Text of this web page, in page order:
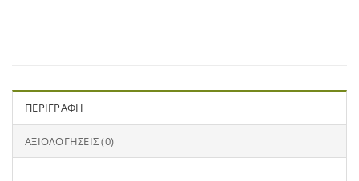
ΠΕΡΙΓΡΑΦΉ
ΑΞΙΟΛΟΓΉΣΕΙΣ (0)